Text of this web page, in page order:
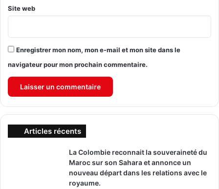
Site web
Enregistrer mon nom, mon e-mail et mon site dans le
navigateur pour mon prochain commentaire.
Articles récents
La Colombie reconnait la souveraineté du
Maroc sur son Sahara et annonce un
nouveau départ dans les relations avec le
royaume.